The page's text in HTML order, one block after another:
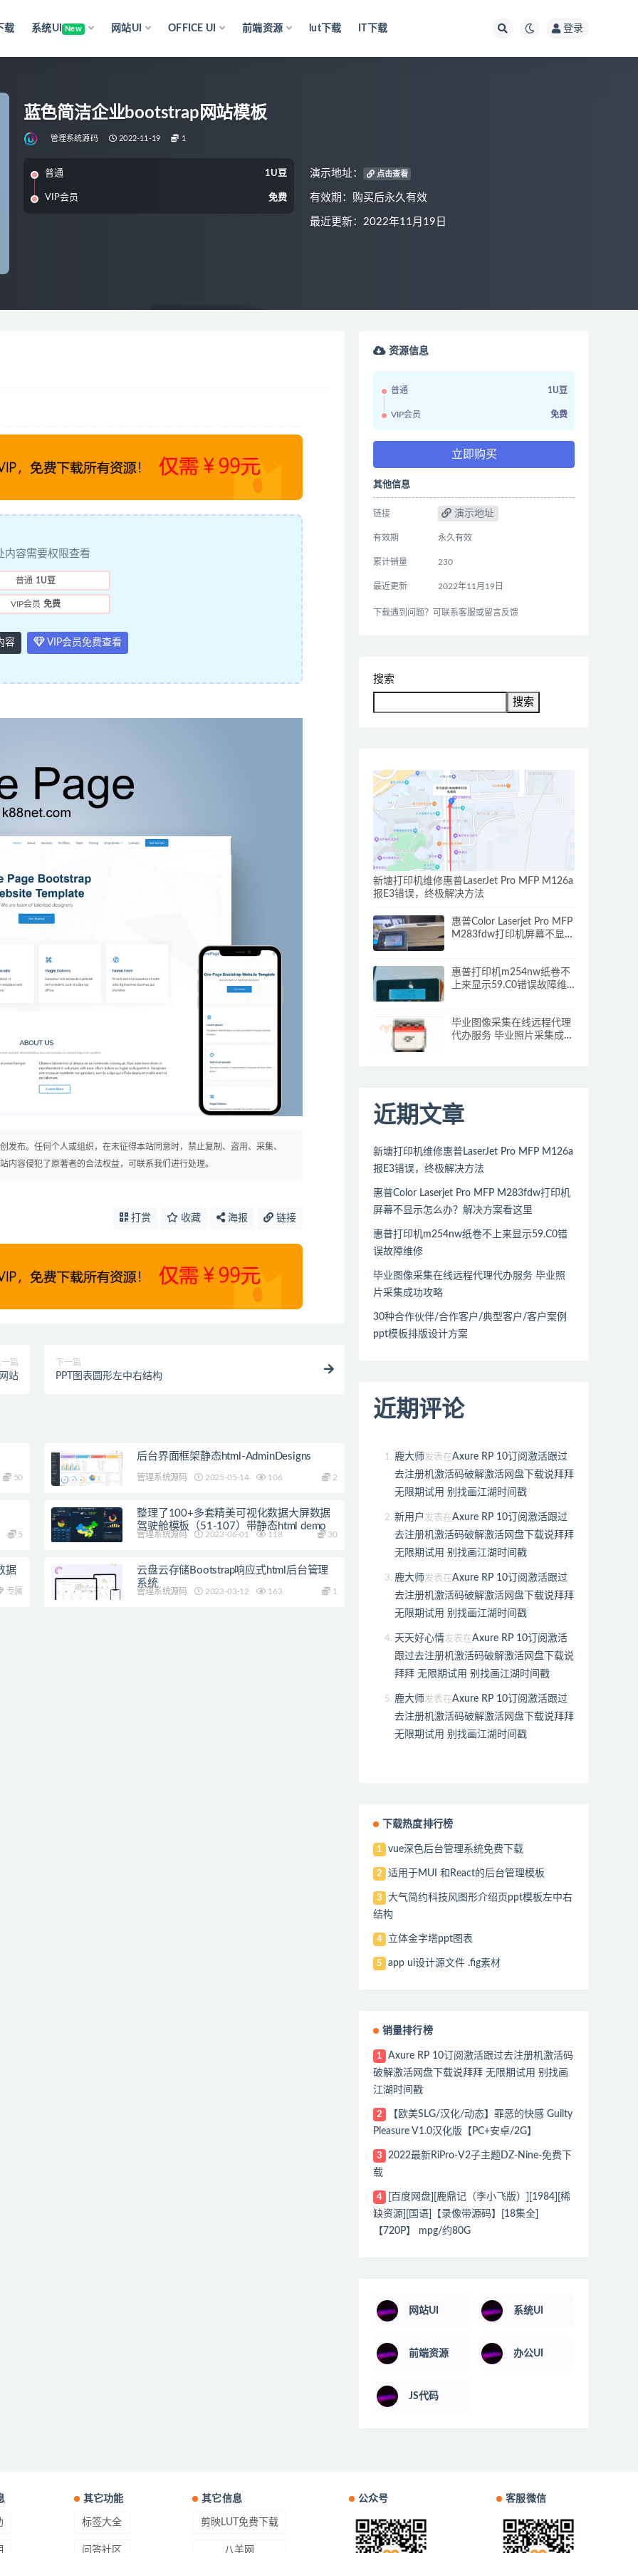
载 系统UI New 网站UI OFFICE UI 前端资源 lut下载 IT下载 登录
蓝色简洁企业bootstrap网站模板
管理系统源码 2022-11-19 1
普通 1U豆
VIP会员 免费
演示地址： 点击查看
有效期：购买后永久有效
最近更新：2022年11月19日
内容需要权限查看
普通 1U豆
VIP会员 免费
容 VIP会员免费查看
发布。任何个人或组织，在未征得本站同意时，禁止复制、盗用、采集、
内容侵犯了原著者的合法权益，可联系我们进行处理。
打赏 收藏 海报 链接
一篇
站
下一篇
PPT图表圆形左中右结构
50
后台界面框架静态html-AdminDesigns
管理系统源码 2025-05-14 106 2
5
整理了100+多套精美可视化数据大屏数据
驾驶舱模板（51-107）带静态html demo
管理系统源码 2023-06-01 118 30
据
专属
云盘云存储Bootstrap响应式html后台管理
系统
管理系统源码 2023-03-12 163 1
资源信息
普通 1U豆
VIP会员 免费
立即购买
其他信息
链接 演示地址
有效期 永久有效
累计销量 230
最近更新 2022年11月19日
下载遇到问题？可联系客服或留言反馈
搜索
搜索
新塘打印机维修惠普LaserJet Pro MFP M126a
报E3错误，终极解决方法
惠普Color Laserjet Pro MFP
M283fdw打印机屏幕不显示
惠普打印机m254nw纸卷不
上来显示59.C0错误故障维
毕业图像采集在线远程代理
代办服务 毕业照片采集成功
近期文章
新塘打印机维修惠普LaserJet Pro MFP M126a
报E3错误，终极解决方法
惠普Color Laserjet Pro MFP M283fdw打印机
屏幕不显示怎么办？解决方案看这里
惠普打印机m254nw纸卷不上来显示59.C0错
误故障维修
毕业图像采集在线远程代理代办服务 毕业照
片采集成功攻略
30种合作伙伴/合作客户/典型客户/客户案例
ppt模板排版设计方案
近期评论
鹿大师发表在Axure RP 10订阅激活跟过
去注册机激活码破解激活网盘下载说拜拜
无限期试用 别找画江湖时间戳
新用户 发表在Axure RP 10订阅激活跟过
去注册机激活码破解激活网盘下载说拜拜
无限期试用 别找画江湖时间戳
鹿大师发表在Axure RP 10订阅激活跟过
去注册机激活码破解激活网盘下载说拜拜
无限期试用 别找画江湖时间戳
天天好心情发表在Axure RP 10订阅激活
跟过去注册机激活码破解激活网盘下载说
拜拜 无限期试用 别找画江湖时间戳
鹿大师发表在Axure RP 10订阅激活跟过
去注册机激活码破解激活网盘下载说拜拜
无限期试用 别找画江湖时间戳
下载热度排行榜
1 vue深色后台管理系统免费下载
2 适用于MUI 和React的后台管理模板
3
大气简约科技风图形介绍页ppt模板左中右
结构
4 立体金字塔ppt图表
5 app ui设计源文件 .fig素材
销量排行榜
1
Axure RP 10订阅激活跟过去注册机激活码
破解激活网盘下载说拜拜 无限期试用 别找画
江湖时间戳
2
【欧美SLG/汉化/动态】罪恶的快感 Guilty
Pleasure V1.0汉化版【PC+安卓/2G】
3
2022最新RiPro-V2子主题DZ-Nine-免费下
载
4
[百度网盘][鹿鼎记（李小飞版）][1984][稀
缺资源][国语]【录像带源码】[18集全]
【720P】 mpg/约80G
网站UI 系统UI
前端资源 办公UI
JS代码
其它功能
标签大全
问答社区
其它信息
剪映LUT免费下载
八羊网
公众号 客服微信